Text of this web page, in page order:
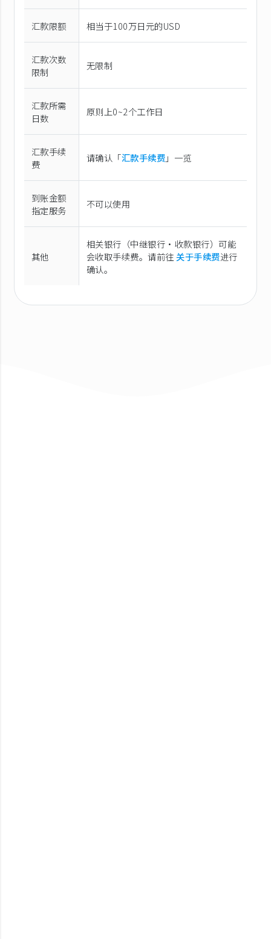
汇款限额 相当于100万日元的USD
汇款次数
限制
无限制
汇款所需
日数
原则上0~2个工作日
汇款手续
费
请确认「汇款手续费」一览
到账金额
指定服务
不可以使用
其他
相关银行（中继银行·收款银行）可能
会收取手续费。请前往关于手续费进行
确认。